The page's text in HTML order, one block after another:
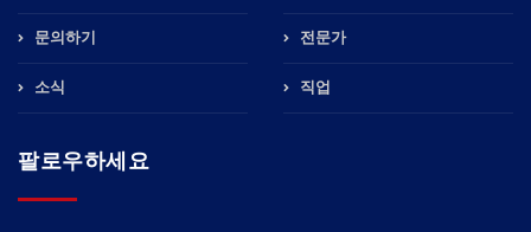
문의하기
소식
전문가
직업
팔로우하세요